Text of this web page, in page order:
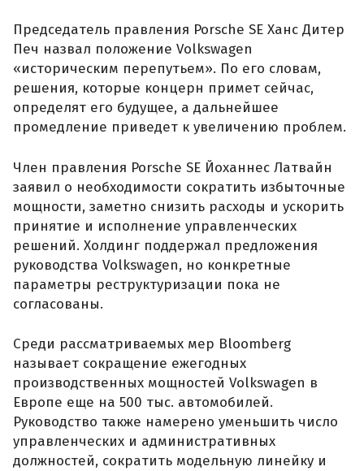
Председатель правления Porsche SE Ханс Дитер
Печ назвал положение Volkswagen
«историческим перепутьем». По его словам,
решения, которые концерн примет сейчас,
определят его будущее, а дальнейшее
промедление приведет к увеличению проблем.
Член правления Porsche SE Йоханнес Латвайн
заявил о необходимости сократить избыточные
мощности, заметно снизить расходы и ускорить
принятие и исполнение управленческих
решений. Холдинг поддержал предложения
руководства Volkswagen, но конкретные
параметры реструктуризации пока не
согласованы.
Среди рассматриваемых мер Bloomberg
называет сокращение ежегодных
производственных мощностей Volkswagen в
Европе еще на 500 тыс. автомобилей.
Руководство также намерено уменьшить число
управленческих и административных
должностей, сократить модельную линейку и